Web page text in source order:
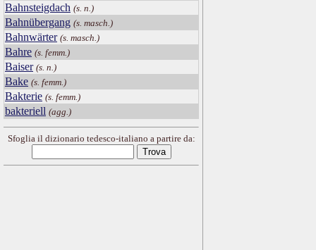
Bahnsteigdach (s. n.)
Bahnübergang (s. masch.)
Bahnwärter (s. masch.)
Bahre (s. femm.)
Baiser (s. n.)
Bake (s. femm.)
Bakterie (s. femm.)
bakteriell (agg.)
Sfoglia il dizionario tedesco-italiano a partire da: